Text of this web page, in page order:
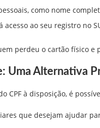
como nome
acesso ao seu registro no
perdeu o cartão físico e
Uma Alternativa
CPF à disposição, é
que desejam ajudar